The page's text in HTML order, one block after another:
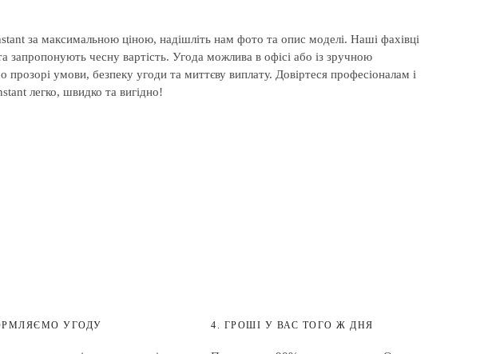
за максимальною ціною, надішліть нам фото та опис моделі. Наші фахівці
запропонують чесну вартість. Угода можлива в офісі або із зручною
умови, безпеку угоди та миттєву виплату. Довіртеся професіоналам і
легко, швидко та вигідно!
УГОДУ 4. ГРОШІ У ВАС ТОГО Ж ДНЯ